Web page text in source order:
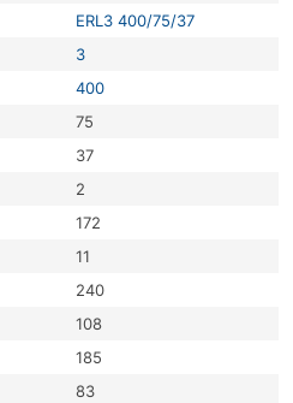
ERL3 400/75/37
3
400
75
37
2
172
11
240
108
185
83